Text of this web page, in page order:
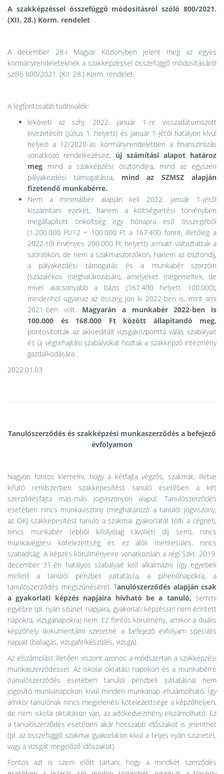
A szakképzéssel összefüggő módosításról szóló 800/2021.
(XII. 28.) Korm. rendelet
A december 28-i Magyar Közlönyben jelent meg az egyes
kormányrendeleteknek a szakképzéssel összefüggő módosításáról
szóló 800/2021. (XII. 28.) Korm. rendelet.
A legfontosabb tudnivalók:
leköveti az szhj. 2022. január 1-re visszadátumozott
kivezetését (július 1. helyett) és január 1-jétől hatályon kívül
helyezi a 12/2020-as kormányrendeletben a finanszírozás
vonatkozó rendelkezéseit, új számítási alapot határoz
meg mind a szakképzési ösztöndíjra, mind az egyszeri
pályakezdési támogatásra, mind az SZMSZ alapján
fizetendő munkabérre.
Nem a minimálbér alapján kell 2022. január 1-jétől
kiszámítani ezeket, hanem a költségvetési törvényben
megállapított önköltség egy hónapra eső összegéből
(1.200.000 Ft/12 = 100.000 Ft a 167.400 forint, illetőleg a
2022-től érvényes 200.000 Ft helyett) ,emiatt változtattak a
szorzókon, de nem a szakmaszorzókon, hanem az ösztöndíj,
a pályakezdési támogatás és a munkabér szorzóin
(százalékos meghatározásán), amelyeket megemeltek, de
mivel alacsonyabb a bázis (167.400 helyett 100.000),
mindenhol ugyanaz az összeg jön ki 2022-ben is, mint ami
2021-ben volt. Magyarán a munkabér 2022-ben is
100.000 és 168.000 Ft között állapítandó meg,
pontosították az akkreditált vizsgaközponttá válás szabályait
és új végrehajtási szabályokat hoztak a szakképző intézmény
gazdálkodására.
2022.01.03
Tanulószerződés és szakképzési munkaszerződés a befejező
évfolyamon
Nagyon fontos kiemelni, hogy a kétfajta végzős, szakmát, illetve
kifutó rendszerben szakképesítést tanuló esetében a két
szerződésfajta más-más jogviszonyon alapul. Tanulószerződés
esetében nincs munkaviszony (meghatározó a tanulói jogviszony,
az OKJ-szakképesítést tanuló a szakmai gyakorlatát tölti a cégnél),
nincs munkabér (ebből kifolyólag távolléti díj sem), nincs
munkavégzési kötelezettség és ez alóli mentesülés, nincs
szabadság. A képzés körülményeire vonatkozóan a régi Szkt. 2019.
december 31-én hatályos szabályait kell alkalmazni (így egyebek
mellett a tanulói pénzbeli juttatásra, a pihenőnapokra, a
tanulószerződés megszűnésére). Tanulószerződés alapján csak
a gyakorlati képzés napjaira hívható be a tanuló, semmi
egyébre (pl. nyári szünet napjaira, gyakorlati képzéssel nem érintett
napokra, vizsganapokra) nem. Ez fontos körülmény, amikor a duális
képzőhely dokumentálni szeretné a befejező évfolyam speciális
napjait (ballagás, vizsgafelkészülés, vizsga).
Az elszámolást illetően viszont azonos a módszertan a szakképzési
munkaszerződéssel. Az iskolai oktatási napokon és a munkabérre
(tanulószerződés esetében tanulói pénzbeli juttatásra) nem
jogosító munkanapokon kívül minden munkanap elszámolható. Így
amikor tanulónak nincs megjelenési kötelezettsége a képzőhelyen,
de nem iskolai oktatáson van, az adókedvezmény elszámolható. Ez
a tanulószerződés esetében akár hosszabb időszakot is jelenthet
(pl. az összefüggő szakmai gyakorlaton kívül a teljes nyári szünetet,
vagy a vizsgát megelőző időszakot).
Fontos azt is szem előtt tartani, hogy a mindkét szerződés